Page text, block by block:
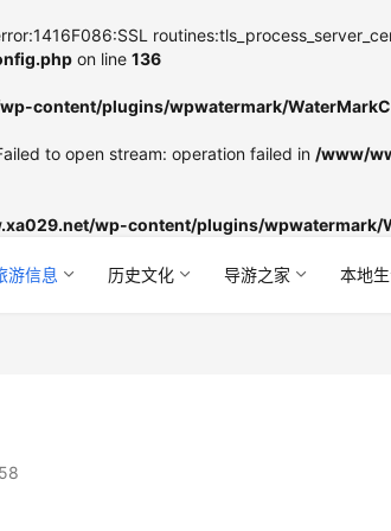
on line 136
content/plugins/wpwatermark/
to open stream: operation failed in /www/
wp-content/plugins/wpwatermark/
游信息 历史文化 导游之家 本地